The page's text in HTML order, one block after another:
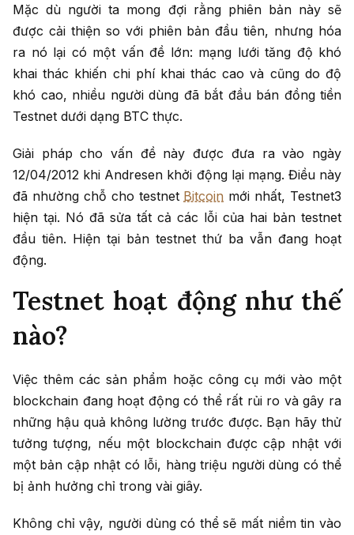
Mặc dù người ta mong đợi rằng phiên bản này sẽ
được cải thiện so với phiên bản đầu tiên, nhưng hóa
ra nó lại có một vấn đề lớn: mạng lưới tăng độ khó
khai thác khiến chi phí khai thác cao và cũng do độ
khó cao, nhiều người dùng đã bắt đầu bán đồng tiền
Testnet dưới dạng BTC thực.
Giải pháp cho vấn đề này được đưa ra vào ngày
12/04/2012 khi Andresen khởi động lại mạng. Điều này
đã nhường chỗ cho testnet Bitcoin mới nhất, Testnet3
hiện tại. Nó đã sửa tất cả các lỗi của hai bản testnet
đầu tiên. Hiện tại bản testnet thứ ba vẫn đang hoạt
động.
Testnet hoạt động như thế
nào?
Việc thêm các sản phẩm hoặc công cụ mới vào một
blockchain đang hoạt động có thể rất rủi ro và gây ra
những hậu quả không lường trước được. Bạn hãy thử
tưởng tượng, nếu một blockchain được cập nhật với
một bản cập nhật có lỗi, hàng triệu người dùng có thể
bị ảnh hưởng chỉ trong vài giây.
Không chỉ vậy, người dùng có thể sẽ mất niềm tin vào